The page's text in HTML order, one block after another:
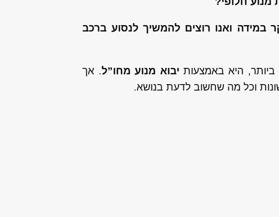
ואנו רוצים להמשיך לנסוע ברכב
היא באמצעותיבוא מנוע מחו”ל. אך
וכל מה שחשוב לדעת בנושא.